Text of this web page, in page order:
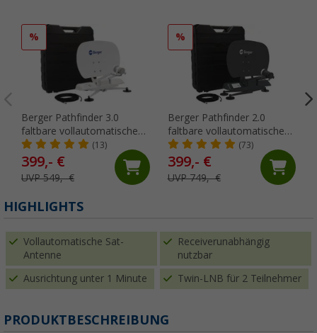
%
Berger Pathfinder 3.0
faltbare vollautomatische
Sat-Anlage weiß(13)
399,- €
UVP 549,- €
%
Berger Pathfinder 2.0
faltbare vollautomatische
Sat-Anlage Grau(73)
399,- €
UVP 749,- €
HIGHLIGHTS
Vollautomatische Sat-
Antenne
Receiverunabhängig
nutzbar
Ausrichtung unter 1 Minute Twin-LNB für 2 Teilnehmer
PRODUKTBESCHREIBUNG